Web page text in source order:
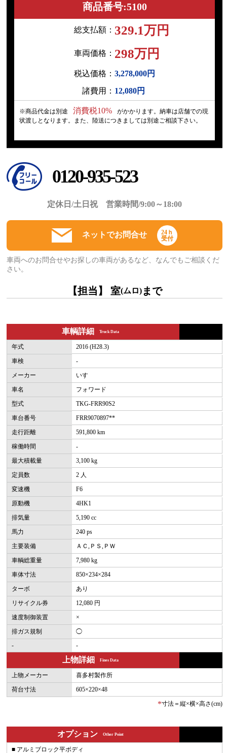
0120-935-523
定休日/土日祝 営業時間/9:00～18:00
ネットでお問合せ
24ｈ
受付
車両へのお問合せやお探しの車両があるなど、なんでもご相談くだ
さい。
【担当】 室(ムロ)まで
商品番号:5100
総支払額： 329.1万円
車両価格： 298万円
税込価格：3,278,000円
諸費用： 12,080円
※商品代金は別途 消費税10%
がかかります。納車は店舗での現
状渡しとなります。また、陸送につきましては別途ご相談下さい。
車輌詳細 Truck Data
年式
2016 (H28.3)
車検
-
メーカー
いすゞ
車名
フォワード
型式
TKG-FRR90S2
車台番号
FRR9070897**
走行距離
591,800 km
稼働時間
-
最大積載量
3,100 kg
定員数
2 人
変速機
F6
原動機
4HK1
排気量
5,190 cc
馬力
240 ps
主要装備
ＡＣ,ＰＳ,ＰＷ
車輌総重量
7,980 kg
車体寸法
850×234×284
ターボ
あり
リサイクル券
12,080 円
速度制御装置
×
排ガス規制
◯
-
-
上物詳細 Fines Data
上物メーカー
喜多村製作所
荷台寸法
605×220×48
*寸法＝縦×横×高さ(cm)
オプション Other Point
■ アルミブロック平ボディ